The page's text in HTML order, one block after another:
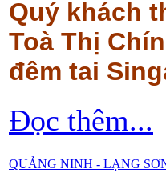
Quý khách
Toà Thị
đêm tai
Đọc thêm...
QUẢNG NINH - LẠNG